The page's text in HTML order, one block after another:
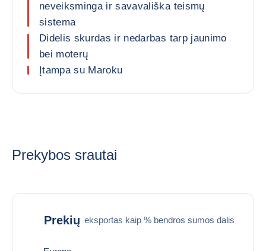
neveiksminga ir savavališka teismų
sistema
Didelis skurdas ir nedarbas tarp jaunimo
bei moterų
Įtampa su Maroku
Prekybos srautai
Prekių eksportas kaip % bendros sumos dalis